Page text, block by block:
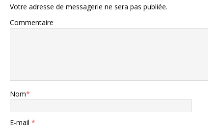
Votre adresse de messagerie ne sera pas publiée.
Commentaire
Nom*
E-mail *